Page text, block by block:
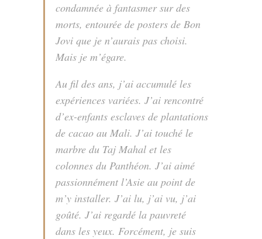
condamnée à fantasmer sur des
morts, entourée de posters de Bon
Jovi que je n’aurais pas choisi.
Mais je m’égare.
Au fil des ans, j’ai accumulé les
expériences variées. J’ai rencontré
d’ex-enfants esclaves de plantations
de cacao au Mali. J’ai touché le
marbre du Taj Mahal et les
colonnes du Panthéon. J’ai aimé
passionnément l’Asie au point de
m’y installer. J’ai lu, j’ai vu, j’ai
goûté. J’ai regardé la pauvreté
dans les yeux. Forcément, je suis